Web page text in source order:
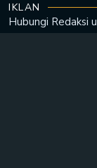
IKLAN
Hubungi Redaksi